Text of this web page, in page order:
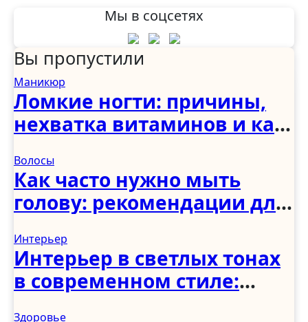
Мы в соцсетях
Вы пропустили
Маникюр
Ломкие ногти: причины,
нехватка витаминов и как
условиях
Волосы
Как часто нужно мыть
голову: рекомендации для
Интерьер
Интерьер в светлых тонах
в современном стиле:
Здоровье